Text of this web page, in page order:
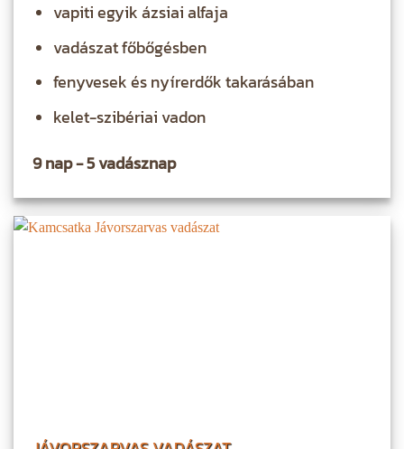
vapiti egyik ázsiai alfaja
vadászat főbőgésben
fenyvesek és nyírerdők takarásában
kelet-szibériai vadon
9 nap - 5 vadásznap